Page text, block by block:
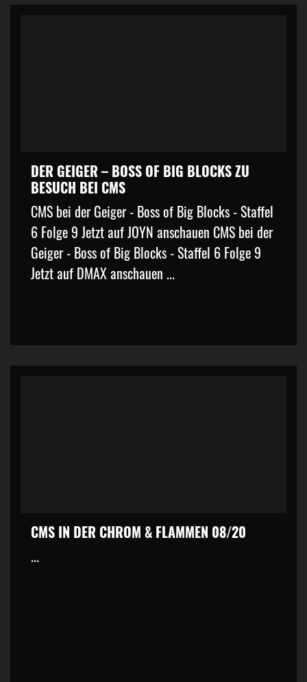
DER GEIGER – BOSS OF BIG BLOCKS ZU
BESUCH BEI CMS
CMS bei der Geiger - Boss of Big Blocks - Staffel
6 Folge 9 Jetzt auf JOYN anschauen CMS bei der
Geiger - Boss of Big Blocks - Staffel 6 Folge 9
Jetzt auf DMAX anschauen ...
CMS IN DER CHROM & FLAMMEN 08/20
...